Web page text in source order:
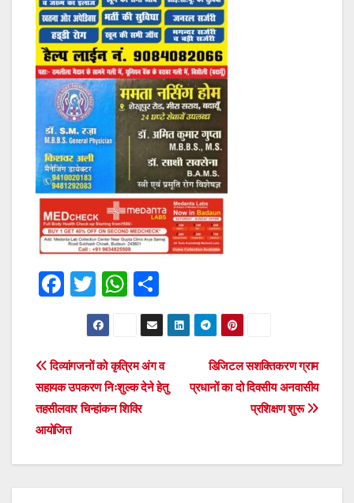
F
e
b
o
o
k
T
wi
tt
er
W
h
at
s
A
p
h
ar
e
Post
navigation
डिजिटल सशक्तिकरण ग्राम
प्रधानों का दो दिवसीय अनवासीय
प्रशिक्षण शुरू
दिव्यांगजनों को कृत्रिम अंग व
सहायक उपकरण निःशुल्क देने हेतु
तहसीलवार चिन्हांकन शिविर
आयोजित